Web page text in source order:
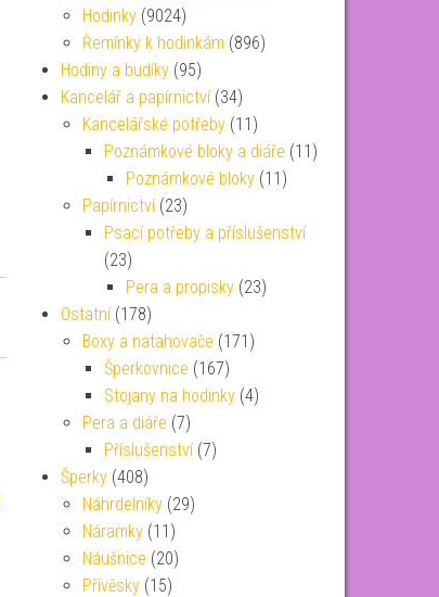
Hodinky (9024)
Řemínky k hodinkám (896)
Hodiny a budíky (95)
Kancelář a papírnictví (34)
Kancelářské potřeby (11)
Poznámkové bloky a diáře (11)
Poznámkové bloky (11)
Papírnictví (23)
Psací potřeby a příslušenství
(23)
Pera a propisky (23)
Ostatní (178)
Boxy a natahovače (171)
Šperkovnice (167)
Stojany na hodinky (4)
Pera a diáře (7)
Příslušenství (7)
Šperky (408)
Náhrdelníky (29)
Náramky (11)
Náušnice (20)
Přívěsky (15)